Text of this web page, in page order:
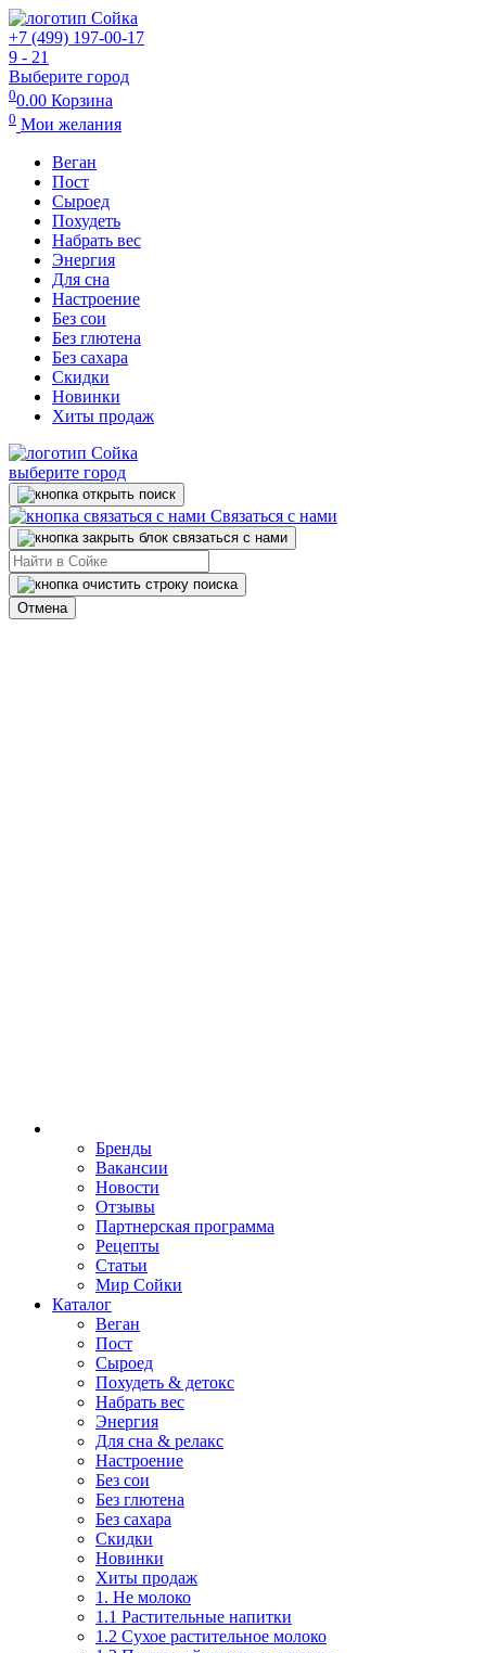
+7 (499) 197-00-17
9 - 21
Выберите город
00.00 Корзина
0 Мои желания
Веган
Пост
Сыроед
Похудеть
Набрать вес
Энергия
Для сна
Настроение
Без сои
Без глютена
Без сахара
Скидки
Новинки
Хиты продаж
выберите город
Связаться с нами
Отмена
Бренды
Вакансии
Новости
Отзывы
Партнерская программа
Рецепты
Статьи
Мир Сойки
Каталог
Веган
Пост
Сыроед
Похудеть & детокс
Набрать вес
Энергия
Для сна & релакс
Настроение
Без сои
Без глютена
Без сахара
Скидки
Новинки
Хиты продаж
1. Не молоко
1.1 Растительные напитки
1.2 Сухое растительное молоко